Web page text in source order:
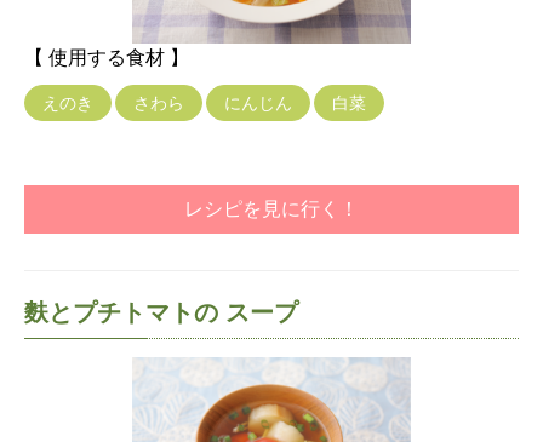
【 使用する食材 】
えのき さわら にんじん 白菜
レシピを見に行く！
麩とプチトマトの スープ